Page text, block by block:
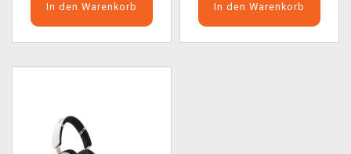
In den Warenkorb In den Warenkorb